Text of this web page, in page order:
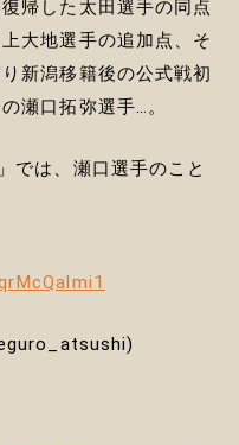
帰した太田選手の同点
大地選手の追加点、そ
新潟移籍後の公式戦初
瀬口拓弥選手…。
では、瀬口選手のこと